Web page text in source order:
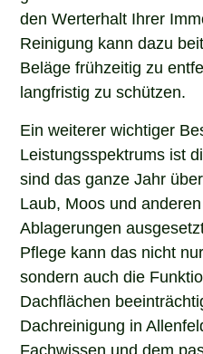
den Werterhalt Ihrer
Reinigung kann dazu
Beläge frühzeitig zu
langfristig zu schützen.
Ein weiterer wichtiger
Leistungsspektrums ist
sind das ganze Jahr
Laub, Moos und
Ablagerungen
Pflege kann das nicht
sondern auch die
Dachflächen
Dachreinigung in
Fachwissen und dem